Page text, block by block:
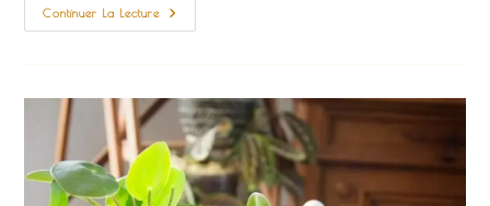
Continuer La LectureEt
Avant